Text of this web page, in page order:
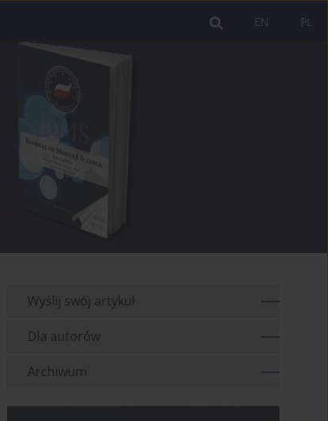
PL
EN
Wyślij swój artykuł
Dla autorów
Archiwum